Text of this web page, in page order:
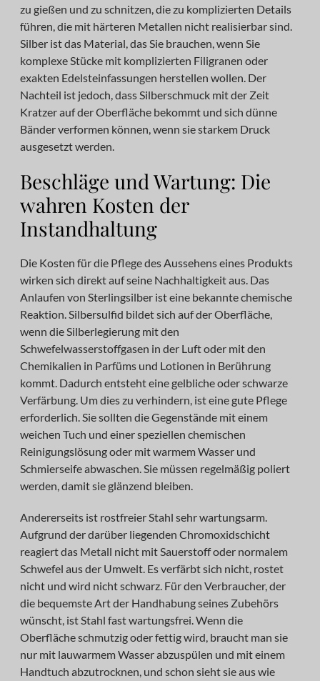
zu gießen und zu schnitzen, die zu komplizierten Details
führen, die mit härteren Metallen nicht realisierbar sind.
Silber ist das Material, das Sie brauchen, wenn Sie
komplexe Stücke mit komplizierten Filigranen oder
exakten Edelsteinfassungen herstellen wollen. Der
Nachteil ist jedoch, dass Silberschmuck mit der Zeit
Kratzer auf der Oberfläche bekommt und sich dünne
Bänder verformen können, wenn sie starkem Druck
ausgesetzt werden.
Beschläge und Wartung: Die
wahren Kosten der
Instandhaltung
Die Kosten für die Pflege des Aussehens eines Produkts
wirken sich direkt auf seine Nachhaltigkeit aus. Das
Anlaufen von Sterlingsilber ist eine bekannte chemische
Reaktion. Silbersulfid bildet sich auf der Oberfläche,
wenn die Silberlegierung mit den
Schwefelwasserstoffgasen in der Luft oder mit den
Chemikalien in Parfüms und Lotionen in Berührung
kommt. Dadurch entsteht eine gelbliche oder schwarze
Verfärbung. Um dies zu verhindern, ist eine gute Pflege
erforderlich. Sie sollten die Gegenstände mit einem
weichen Tuch und einer speziellen chemischen
Reinigungslösung oder mit warmem Wasser und
Schmierseife abwaschen. Sie müssen regelmäßig poliert
werden, damit sie glänzend bleiben.
Andererseits ist rostfreier Stahl sehr wartungsarm.
Aufgrund der darüber liegenden Chromoxidschicht
reagiert das Metall nicht mit Sauerstoff oder normalem
Schwefel aus der Umwelt. Es verfärbt sich nicht, rostet
nicht und wird nicht schwarz. Für den Verbraucher, der
die bequemste Art der Handhabung seines Zubehörs
wünscht, ist Stahl fast wartungsfrei. Wenn die
Oberfläche schmutzig oder fettig wird, braucht man sie
nur mit lauwarmem Wasser abzuspülen und mit einem
Handtuch abzutrocknen, und schon sieht sie aus wie